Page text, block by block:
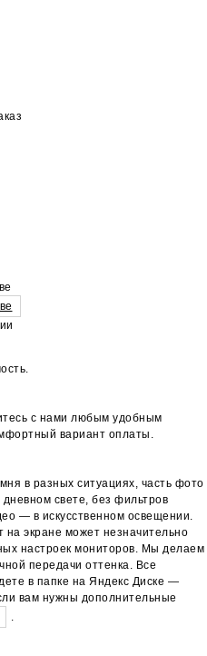
с нами любым удобным
вариант оплаты.
в разных ситуациях, часть фото
свете, без фильтров
— в искусственном освещении.
экране может незначительно
настроек мониторов. Мы делаем
передачи оттенка. Все
в папке на Яндекс Диске —
вам нужны дополнительные